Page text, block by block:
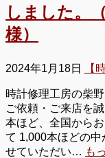
しました。
様）
2024年1月18日 【
時計修理工房の柴
ご依頼・ご来店を
本ほど、全国から
て 1,000本ほどの中
せていただい… も